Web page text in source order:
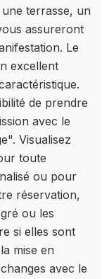
terrasse, un
assureront
Le
excellent
de prendre
avec le
Visualisez
toute
ou pour
réservation,
ou les
si elles sont
mise en
avec le